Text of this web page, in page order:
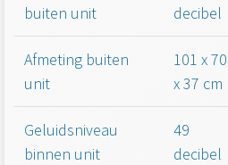
buiten unit
decibel
Afmeting buiten
unit
101 x 70
x 37 cm
Geluidsniveau
binnen unit
49
decibel